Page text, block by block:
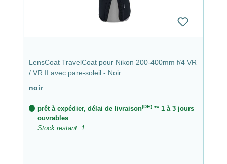
LensCoat TravelCoat pour Nikon 200-400mm f/4 VR
/ VR II avec pare-soleil - Noir
noir
prêt à expédier, délai de livraison(DE)** 1 à 3 jours
ouvrables
Stock restant: 1